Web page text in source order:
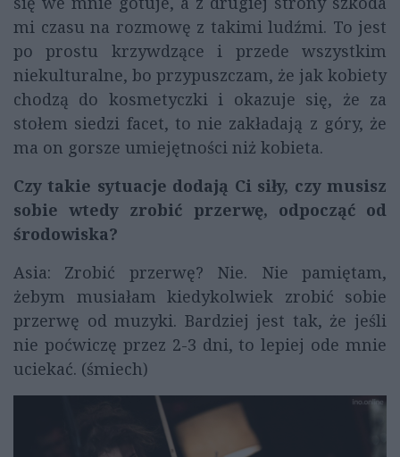
mi czasu na rozmowę z takimi ludźmi. To jest
po prostu krzywdzące i przede wszystkim
niekulturalne, bo przypuszczam, że jak kobiety
chodzą do kosmetyczki i okazuje się, że za
stołem siedzi facet, to nie zakładają z góry, że
ma on gorsze umiejętności niż kobieta.
Czy takie sytuacje dodają Ci siły, czy musisz
sobie wtedy zrobić przerwę, odpocząć od
środowiska?
Asia: Zrobić przerwę? Nie. Nie pamiętam,
żebym musiałam kiedykolwiek zrobić sobie
przerwę od muzyki. Bardziej jest tak, że jeśli
nie poćwiczę przez 2-3 dni, to lepiej ode mnie
uciekać. (śmiech)